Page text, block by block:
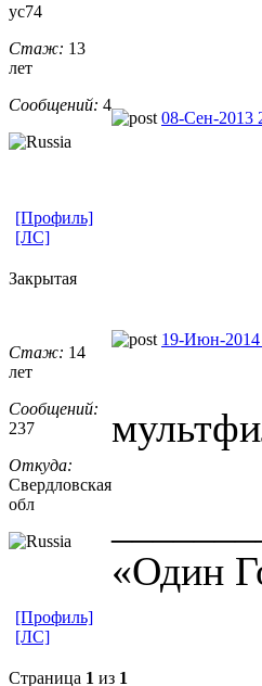
yc74
Стаж: 13
лет
Сообщений: 4
08-Сен-2013
[Профиль]
[ЛС]
Закрытая
Стаж: 14
лет
Сообщений:
237
Откуда:
Свердловская
обл
19-Июн-2014
«Один
[Профиль]
[ЛС]
Страница 1 из 1